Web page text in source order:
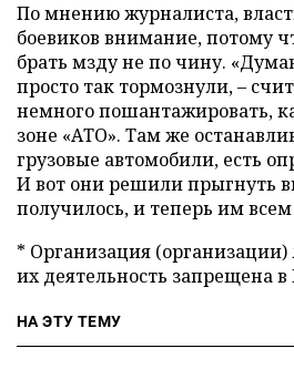
По мнению журналиста,
боевиков внимание, потому
брать мзду не по чину.
просто так тормознули, –
немного пошантажировать,
зоне «АТО». Там же
грузовые автомобили, есть
И вот они решили прыгнуть
получилось, и теперь им
* Организация
их деятельность запрещена
НА ЭТУ ТЕМУ